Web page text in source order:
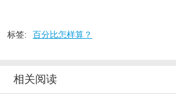
标签: 百分比怎样算？
相关阅读